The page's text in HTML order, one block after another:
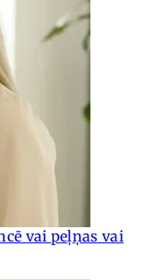
vai peļņas vai